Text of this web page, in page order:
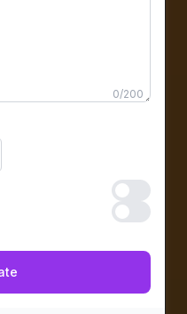
0/200
Sans
Privé